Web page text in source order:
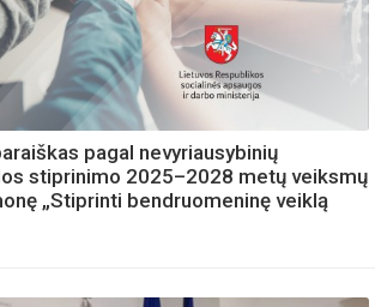
pagal nevyriausybinių
stiprinimo 2025–2028 metų veiksmų
„Stiprinti bendruomeninę veiklą